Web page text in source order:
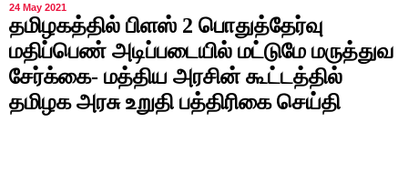
24 May 2021
தமிழகத்தில் பிளஸ் 2 பொதுத்தேர்வு
மதிப்பெண் அடிப்படையில் மட்டுமே மருத்துவ
சேர்க்கை- மத்திய அரசின் கூட்டத்தில்
தமிழக அரசு உறுதி பத்திரிகை செய்தி